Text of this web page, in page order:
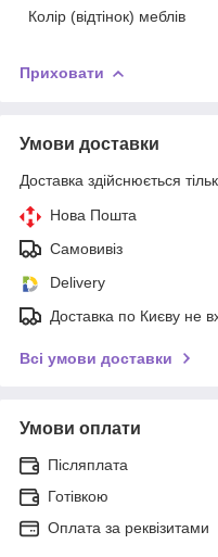
Колір (відтінок) меблів
Приховати
Умови доставки
Доставка здійснюється
Нова Пошта
Самовивіз
Delivery
Доставка по Києву не
Всі умови доставки
Умови оплати
Післяплата
Готівкою
Оплата за реквізитами